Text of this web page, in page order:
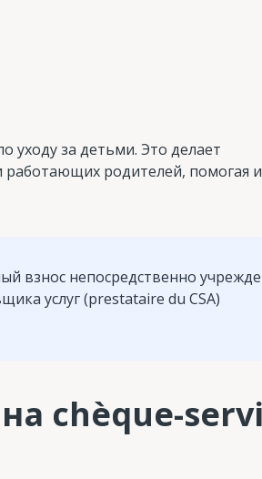
уходу за детьми. Это делает
родителей, помогая
взнос непосредственно
услуг (prestataire du CSA)
chèque-